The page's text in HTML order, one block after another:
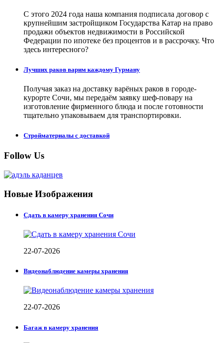
С этого 2024 года наша компания подписала договор с
крупнейшим застройщиком Государства Катар на право
продажи объектов недвижимости в Российской
Федерации по ипотеке без процентов и в рассрочку. Что
здесь интересного?
Лучших раков варим каждому Гурману
Получая заказ на доставку варёных раков в городе-
курорте Сочи, мы передаём заявку шеф-повару на
изготовление фирменного блюда и после готовности
тщательно упаковываем для транспортировки.
Стройматериалы с доставкой
Follow Us
Новые Изображения
Сдать в камеру хранения Сочи
22-07-2026
Видеонаблюдение камеры хранения
22-07-2026
Багаж в камеру хранения